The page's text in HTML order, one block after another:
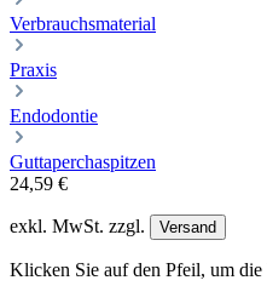
Verbrauchsmaterial
Praxis
Endodontie
Guttaperchaspitzen
24,59 €
exkl. MwSt. zzgl. Versand
Klicken Sie auf den Pfeil, um die